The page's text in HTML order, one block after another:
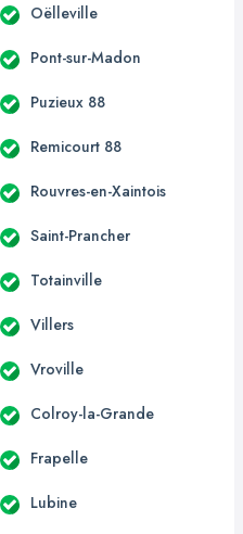
Oëlleville
Pont-sur-Madon
Puzieux 88
Remicourt 88
Rouvres-en-Xaintois
Saint-Prancher
Totainville
Villers
Vroville
Colroy-la-Grande
Frapelle
Lubine